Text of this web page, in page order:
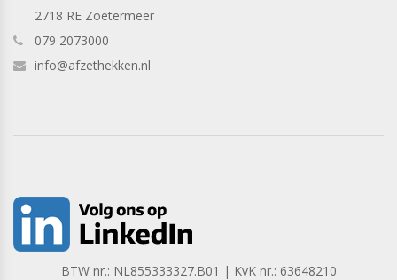
2718 RE Zoetermeer
079 2073000
info@afzethekken.nl
BTW nr.: NL855333327.B01 | KvK nr.: 63648210